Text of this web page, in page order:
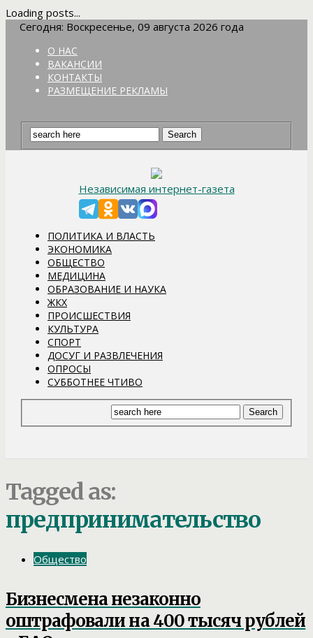
Loading posts...
Сегодня: Воскресенье, 09 августа 2026 года
О НАС
ВАКАНСИИ
КОНТАКТЫ
РАЗМЕЩЕНИЕ РЕКЛАМЫ
Независимая интернет-газета
ПОЛИТИКА И ВЛАСТЬ
ЭКОНОМИКА
ОБЩЕСТВО
МЕДИЦИНА
ОБРАЗОВАНИЕ И НАУКА
ЖКХ
ПРОИСШЕСТВИЯ
КУЛЬТУРА
СПОРТ
ДОСУГ И РАЗВЛЕЧЕНИЯ
ОПРОСЫ
СУББОТНЕЕ ЧТИВО
Tagged as:
предпринимательство
Общество
Бизнесмена незаконно
оштрафовали на 400 тысяч рублей